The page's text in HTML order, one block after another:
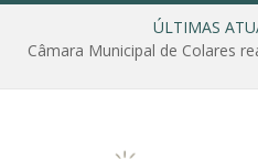
ÚLTIMAS